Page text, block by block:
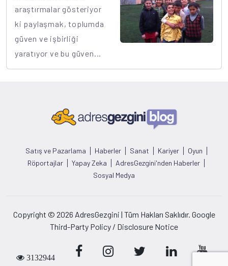
araştırmalar gösteriyor
ki paylaşmak, toplumda
güven ve işbirliği
yaratıyor ve bu güven...
Satış ve Pazarlama Haberler Sanat Kariyer
Oyun
Röportajlar
Yapay Zeka
AdresGezgini'nden Haberler
Sosyal Medya
Copyright © 2026 AdresGezgini | Tüm Hakları Saklıdır. Google
Third-Party Policy / Disclosure Notice
3132944